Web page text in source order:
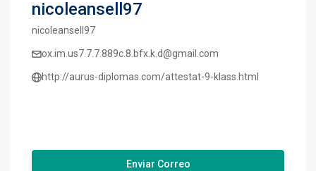
nicoleansell97
nicoleansell97
ox.im.us7.7.7.889c.8.bfx.k.d@gmail.com
http://aurus-diplomas.com/attestat-9-klass.html
Enviar Correo